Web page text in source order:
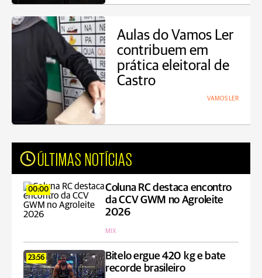
Aulas do Vamos Ler
contribuem em
prática eleitoral de
Castro
VAMOS LER
ÚLTIMAS NOTÍCIAS
00:00
Coluna RC destaca encontro
da CCV GWM no Agroleite
2026
MIX
23:56
Bitelo ergue 420 kg e bate
recorde brasileiro